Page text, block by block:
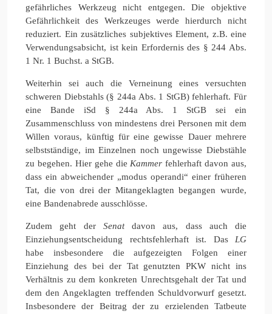
gefährliches Werkzeug nicht entgegen. Die objektive
Gefährlichkeit des Werkzeuges werde hierdurch nicht
reduziert. Ein zusätzliches subjektives Element, z.B. eine
Verwendungsabsicht, ist kein Erfordernis des § 244 Abs.
1 Nr. 1 Buchst. a StGB.
Weiterhin sei auch die Verneinung eines versuchten
schweren Diebstahls (§ 244a Abs. 1 StGB) fehlerhaft. Für
eine Bande iSd § 244a Abs. 1 StGB sei ein
Zusammenschluss von mindestens drei Personen mit dem
Willen voraus, künftig für eine gewisse Dauer mehrere
selbstständige, im Einzelnen noch ungewisse Diebstähle
zu begehen. Hier gehe die Kammer fehlerhaft davon aus,
dass ein abweichender „modus operandi“ einer früheren
Tat, die von drei der Mitangeklagten begangen wurde,
eine Bandenabrede ausschlösse.
Zudem geht der Senatdavon aus, dass auch die
Einziehungsentscheidung rechtsfehlerhaft ist. Das LG
habe insbesondere die aufgezeigten Folgen einer
Einziehung des bei der Tat genutzten PKW nicht ins
Verhältnis zu dem konkreten Unrechtsgehalt der Tat und
dem den Angeklagten treffenden Schuldvorwurf gesetzt.
Insbesondere der Beitrag der zu erzielenden Tatbeute